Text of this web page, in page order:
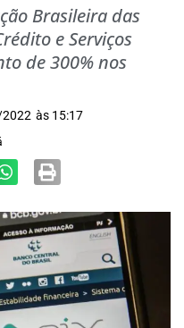
Brasileira das
e Serviços
de 300% nos
às 15:17